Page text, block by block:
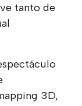
tanto de
3D,